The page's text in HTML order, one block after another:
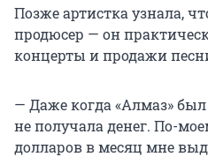
Позже артистка узнала,
продюсер — он
концерты и продажи
— Даже когда «Алмаз»
не получала денег. По-
долларов в месяц мне